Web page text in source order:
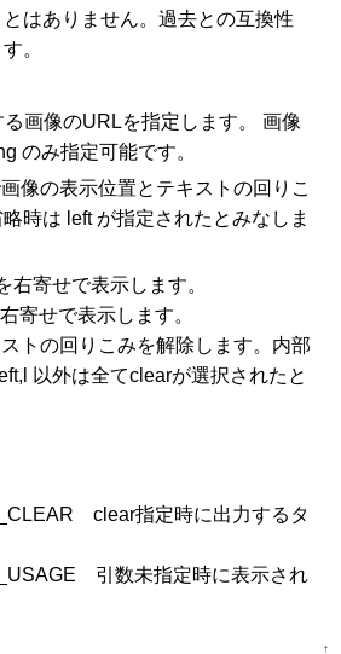
はありません。過去との互換性
。
画像のURLを指定します。 画像
のみ指定可能です。
像の表示位置とテキストの回りこ
時は left が指定されたとみなしま
右寄せで表示します。
寄せで表示します。
トの回りこみを解除します。内部
以外は全てclearが選択されたと
clear指定時に出力するタ
引数未指定時に表示され
↑